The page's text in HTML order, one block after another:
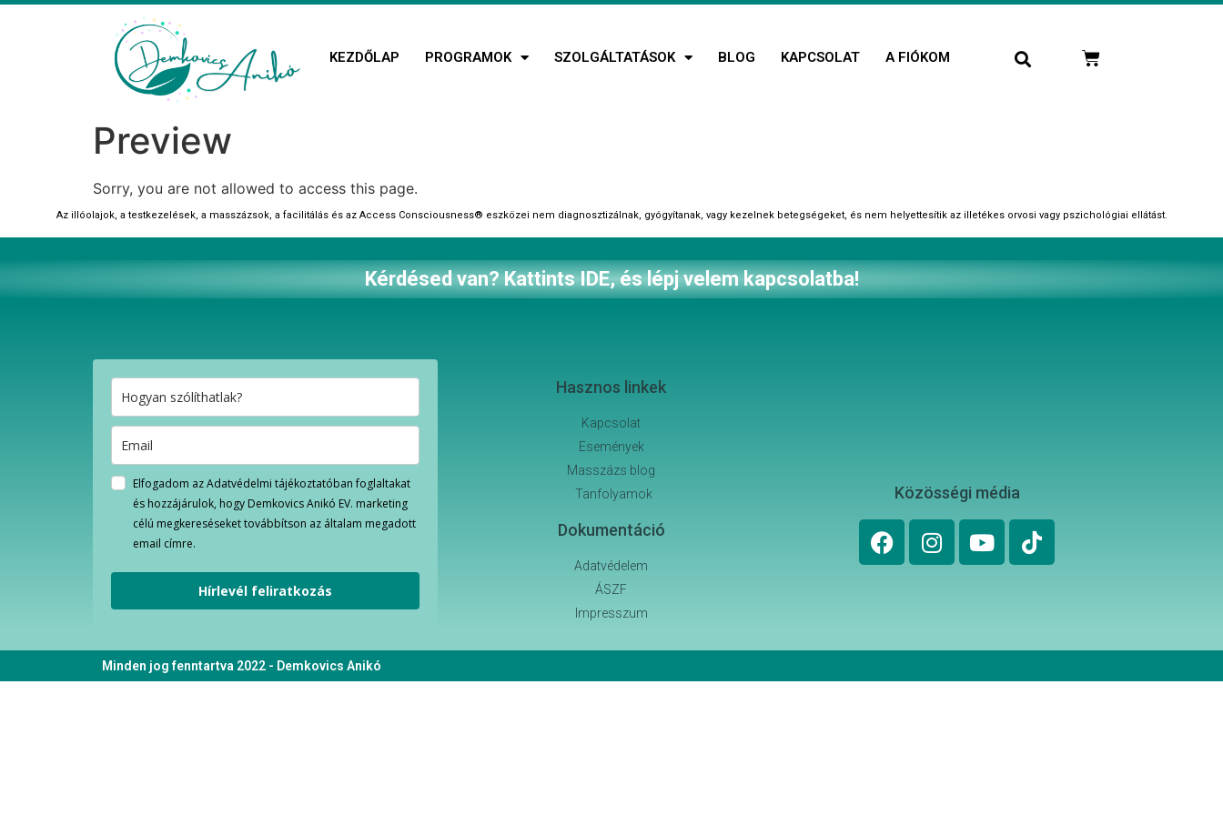
KEZDŐLAP PROGRAMOK SZOLGÁLTATÁSOK BLOG KAPCSOLAT A FIÓKOM
Preview
Sorry, you are not allowed to access this page.
Az illóolajok, a testkezelések, a masszázsok, a facilitálás és az Access Consciousness®‎ eszközei nem diagnosztizálnak, gyógyítanak, vagy kezelnek betegségeket, és nem helyettesítik az illetékes orvosi vagy pszichológiai ellátást.
Kérdésed van? Kattints IDE, és lépj velem kapcsolatba!
Elfogadom az Adatvédelmi tájékoztatóban foglaltakat
és hozzájárulok, hogy Demkovics Anikó EV. marketing
célú megkereséseket továbbítson az általam megadott
email címre.
Hírlevél feliratkozás
Hasznos linkek
Kapcsolat
Események
Masszázs blog
Tanfolyamok
Dokumentáció
Adatvédelem
ÁSZF
Impresszum
Közösségi média
Minden jog fenntartva 2022 - Demkovics Anikó